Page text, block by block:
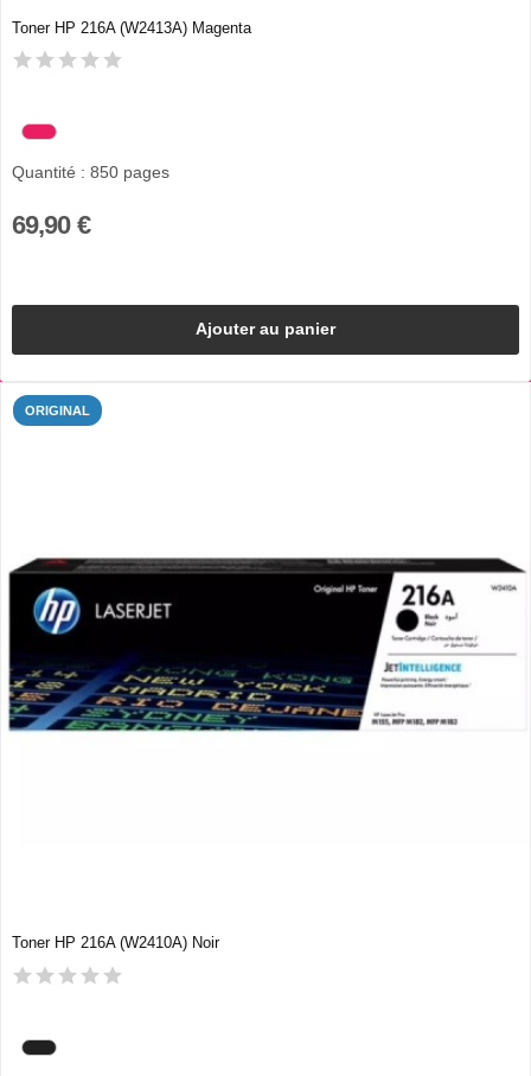
Toner HP 216A (W2413A) Magenta
Quantité : 850 pages
69,90 €
Ajouter au panier
ORIGINAL
Toner HP 216A (W2410A) Noir